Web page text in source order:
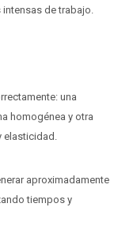
de trabajo.
una
homogénea y otra
elasticidad.
aproximadamente
tiempos y